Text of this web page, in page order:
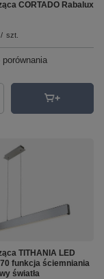
CORTADO Rabalux
/ szt.
TITHANIA LED
funkcja ściemniania
światła